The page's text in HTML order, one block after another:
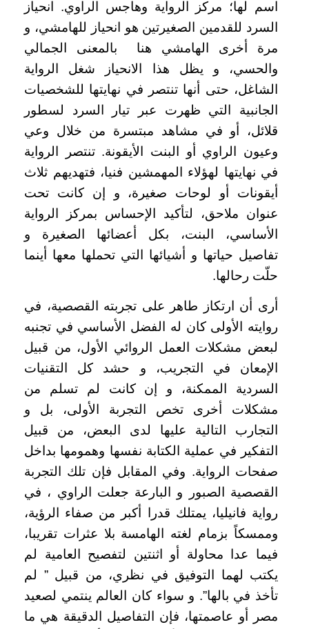
اسم لها؛ مركز الرواية وهاجس الراوي. انحياز
السرد للقدمين الصغيرتين هو انحياز للهامشي، و
مرة أخرى الهامشي هنا بالمعنى الجمالي
والحسي، و يظل هذا الانحياز شغل الرواية
الشاغل، حتى أنها تنتصر في نهايتها للشخصيات
الجانبية التي ظهرت عبر تيار السرد لسطور
قلائل، أو في مشاهد مبتسرة من خلال وعي
وعيون الراوي أو البنت الأيقونة. تنتصر الرواية
في نهايتها لهؤلاء المهمشين فنيا، فتهديهم ثلاث
أيقونات أو لوحات صغيرة، و إن كانت تحت
عنوان ملاحق، لتأكيد الإحساس بمركز الرواية
الأساسي، البنت، بكل أعضائها الصغيرة و
تفاصيل حياتها و أشيائها التي تحملها معها أينما
حلّت رحالها.
أرى أن ارتكاز طاهر على تجربته القصصية، في
روايته الأولى كان له الفضل الأساسي في تجنبه
لبعض مشكلات العمل الروائي الأول، من قبيل
الإمعان في التجريب، و حشد كل التقنيات
السردية الممكنة، و إن كانت لم تسلم من
مشكلات أخرى تخص التجربة الأولى، بل و
التجارب التالية عليها لدى البعض، من قبيل
التفكير في عملية الكتابة نفسها وهمومها بداخل
صفحات الرواية. وفي المقابل فإن تلك التجربة
القصصية الصبور و البارعة جعلت الراوي ، في
رواية فانيليا، يمتلك قدرا أكبر من صفاء الرؤية،
وممسكاً بزمام لغته الهامسة بلا عثرات تقريبا،
فيما عدا محاولة أو اثنتين لتفصيح العامية لم
يكتب لهما التوفيق في نظري، من قبيل ” لم
تأخذ في بالها”. و سواء كان العالم ينتمي لصعيد
مصر أو عاصمتها، فإن التفاصيل الدقيقة هي ما